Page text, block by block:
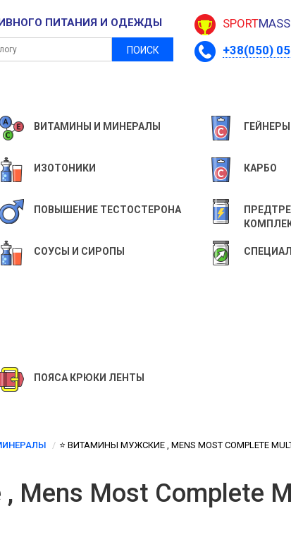
ПИТАНИЯ И ОДЕЖДЫ
ПОИСК
SPORTMASS
+38(050)
ВИТАМИНЫ И МИНЕРАЛЫ ГЕЙНЕРЫ
ИЗОТОНИКИ КАРБО
ПОВЫШЕНИЕ ТЕСТОСТЕРОНА
СОУСЫ И СИРОПЫ
ПОЯСА КРЮКИ ЛЕНТЫ
⭐️ ВИТАМИНЫ МУЖСКИЕ , MENS MOST COMPLETE
Most Complete